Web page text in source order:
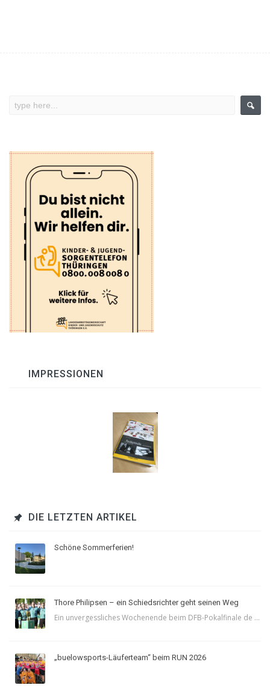
IMPRESSIONEN
DIE LETZTEN ARTIKEL
Schöne Sommerferien!
Thore Philipsen – ein Schiedsrichter geht seinen Weg
Ein unvergessliches Wochenende beim DFB-Pokalfinale de ...
„buelowsports-Läuferteam“ beim RUN 2026